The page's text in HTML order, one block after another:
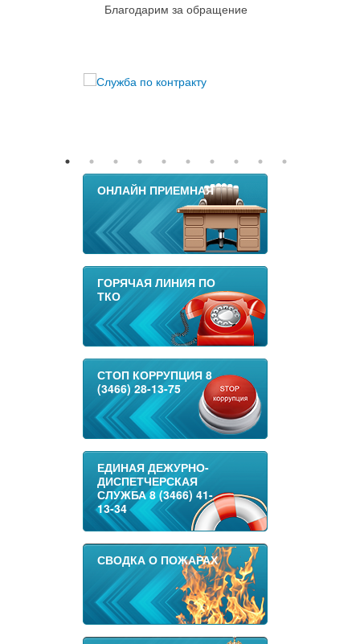
Благодарим за обращение
ОНЛАЙН ПРИЕМНАЯ
ГОРЯЧАЯ ЛИНИЯ ПО
ТКО
СТОП КОРРУПЦИЯ 8
(3466) 28-13-75
ЕДИНАЯ ДЕЖУРНО-
ДИСПЕТЧЕРСКАЯ
СЛУЖБА 8 (3466) 41-
13-34
СВОДКА О ПОЖАРАХ